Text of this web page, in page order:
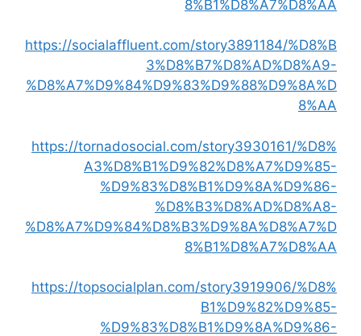
8%B1%D8%A7%D8%AA
https://socialaffluent.com/story3891184/%D8%B
3%D8%B7%D8%AD%D8%A9-
%D8%A7%D9%84%D9%83%D9%88%D9%8A%D
8%AA
https://tornadosocial.com/story3930161/%D8%
A3%D8%B1%D9%82%D8%A7%D9%85-
%D9%83%D8%B1%D9%8A%D9%86-
%D8%B3%D8%AD%D8%A8-
%D8%A7%D9%84%D8%B3%D9%8A%D8%A7%D
8%B1%D8%A7%D8%AA
https://topsocialplan.com/story3919906/%D8%
B1%D9%82%D9%85-
%D9%83%D8%B1%D9%8A%D9%86-